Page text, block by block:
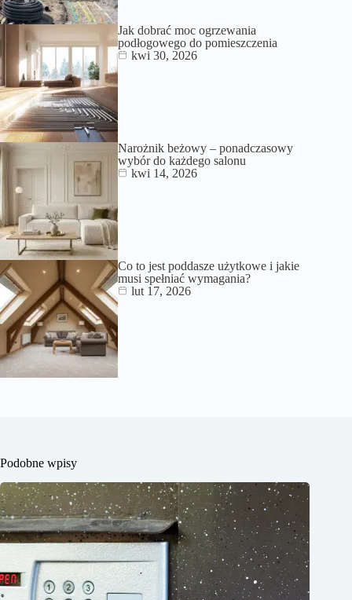
Jak dobrać moc ogrzewania
podłogowego do pomieszczenia
kwi 30, 2026
Narożnik beżowy – ponadczasowy
wybór do każdego salonu
kwi 14, 2026
Co to jest poddasze użytkowe i jakie
musi spełniać wymagania?
lut 17, 2026
Podobne wpisy